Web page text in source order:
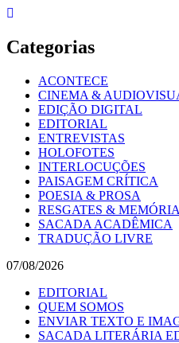
Skip
content
Categorias
ACONTECE
CINEMA &
EDIÇÃO DIGITAL
EDITORIAL
ENTREVISTAS
HOLOFOTES
INTERLOCUÇÕES
PAISAGEM CRÍTICA
POESIA & PROSA
RESGATES &
SACADA ACADÊMICA
TRADUÇÃO LIVRE
07/08/2026
EDITORIAL
QUEM SOMOS
ENVIAR TEXTO E
SACADA LITERÁRIA